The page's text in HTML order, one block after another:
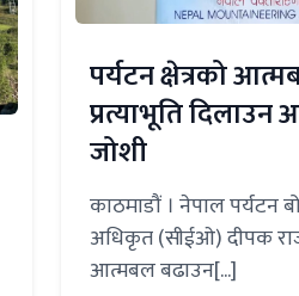
पर्यटन क्षेत्रको
प्रत्याभूति
जोशी
काठमाडौं । नेपाल पर्यटन
अधिकृत (सीईओ) दीपक
आत्मबल बढाउन[...]